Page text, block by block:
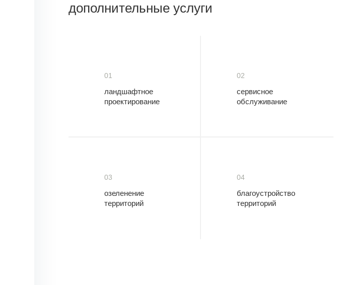
дополнительные услуги
01
ландшафтное
проектирование
02
сервисное
обслуживание
03
озеленение
территорий
04
благоустройство
территорий